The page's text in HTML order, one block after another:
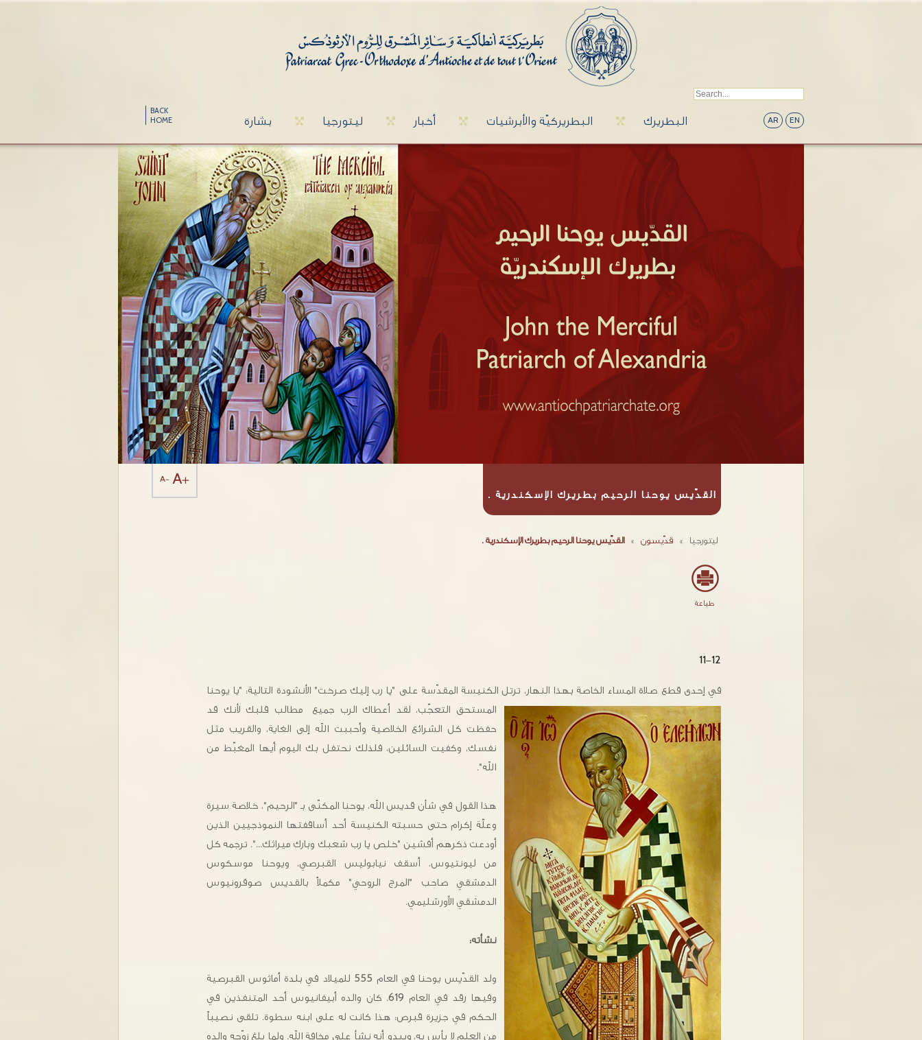
BACK
HOME
بشارة ليتورجيا أخبار البطريركيّة والأبرشيات البطريرك AR EN
القدّيس يوحنا الرحيم بطريرك الإسكندرية .
ليتورجيا » قدّيسون » القدّيس يوحنا الرحيم بطريرك الإسكندرية .
A- A+
طباعة
11-12
في إحدى قطع صلاة المساء الخاصة بهذا النهار، ترتل الكنيسة المقدّسة على "يا رب إليك صرخت" الأنشودة التالية: "يا يوحنا
المستحق التعجّب، لقد أعطاك الرب جميع مطالب قلبك لأنك قد
حفظت كل الشرائع الخلاصية وأحببت الله إلى الغاية، والقريب مثل
نفسك، وكفيت السائلين، فلذلك نحتفل بك اليوم أيها المغبّط من
الله".
هذا القول في شأن قديس الله، يوحنا المكنّى بـ "الرحيم"، خلاصة سيرة
وعلّة إكرام حتى حسبته الكنيسة أحد أساقفتها النموذجيين الذين
أودعت ذكرهم أفشين "خلص يا رب شعبك وبارك ميراثك...". ترجمه كل
من ليونتيوس، أسقف نيابوليس القبرصي، ويوحنا موسكوس
الدمشقي صاحب "المرج الروحي" مكملاً بالقديس صوفرونيوس
الدمشقي الأورشليمي.
نشأته:
ولد القدّيس يوحنا في العام 555 للميلاد في بلدة أماثوس القبرصية
وفيها رقد في العام 619. كان والده أبيفانيوس أحد المتنفذين في
الحكم في جزيرة قبرص: هذا كانت له على ابنه سطوة. تلقى نصيباً
من العلم لا بأس به، ويبدو أنه نشأ على مخافة الله. ولما بلغ زوّجه والده